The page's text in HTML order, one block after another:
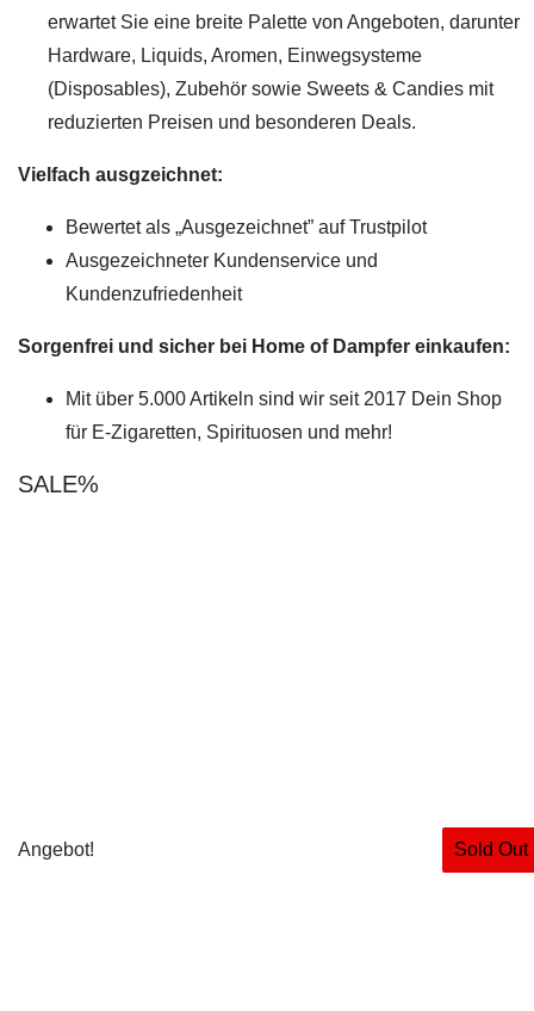
erwartet Sie eine breite Palette von Angeboten, darunter
Hardware, Liquids, Aromen, Einwegsysteme
(Disposables), Zubehör sowie Sweets & Candies mit
reduzierten Preisen und besonderen Deals.
Angebot! Sold Out
Vielfach ausgzeichnet:
Bewertet als „Ausgezeichnet” auf Trustpilot
Ausgezeichneter Kundenservice und
Kundenzufriedenheit
Sorgenfrei und sicher bei Home of Dampfer einkaufen:
Mit über 5.000 Artikeln sind wir seit 2017 Dein Shop
für E-Zigaretten, Spirituosen und mehr!
SALE%